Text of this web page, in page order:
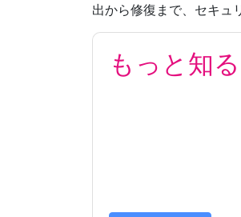
出から修復まで、セキュ
もっと知る